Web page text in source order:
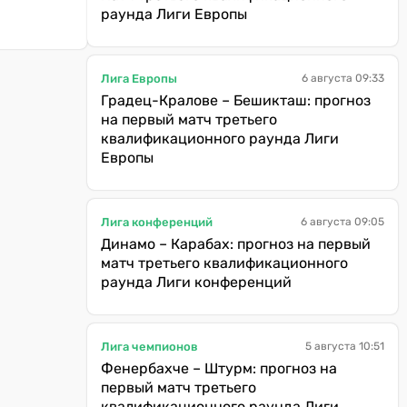
раунда Лиги Европы
Лига Европы 6 августа 09:33
Градец-Кралове – Бешикташ: прогноз
на первый матч третьего
квалификационного раунда Лиги
Европы
Лига конференций 6 августа 09:05
Динамо – Карабах: прогноз на первый
матч третьего квалификационного
раунда Лиги конференций
Лига чемпионов 5 августа 10:51
Фенербахче – Штурм: прогноз на
первый матч третьего